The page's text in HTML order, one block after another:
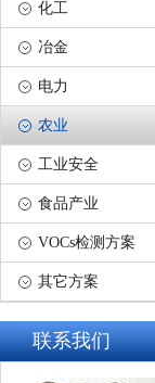
化工
冶金
电力
农业
工业安全
食品产业
VOCs检测方案
其它方案
联系我们